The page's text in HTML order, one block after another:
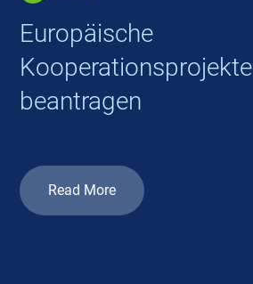
Europäische
Kooperationsprojekte
beantragen
Read More